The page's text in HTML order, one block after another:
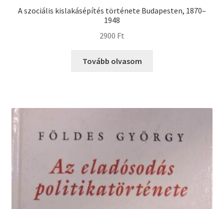
A szociális kislakásépítés története Budapesten, 1870–
1948
2900 Ft
Tovább olvasom